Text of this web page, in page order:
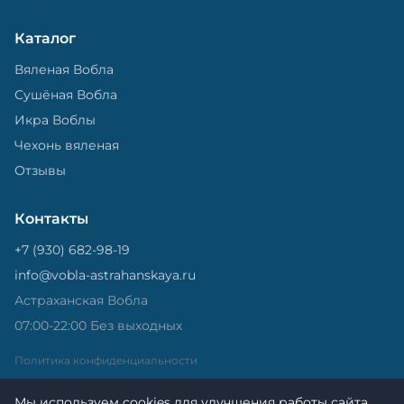
Каталог
Вяленая Вобла
Сушёная Вобла
Икра Воблы
Чехонь вяленая
Отзывы
Контакты
+7 (930) 682-98-19
info@vobla-astrahanskaya.ru
Астраханская Вобла
07:00-22:00 Без выходных
Политика конфиденциальности